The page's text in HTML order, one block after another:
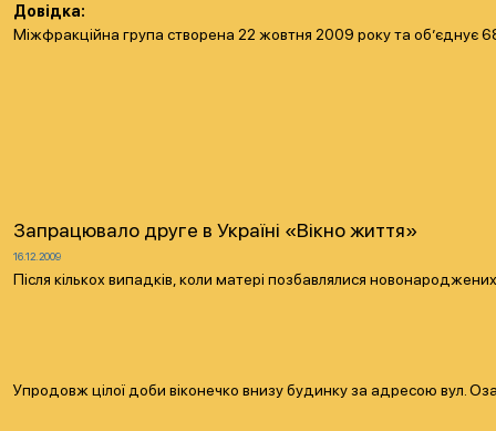
Довідка:
Міжфракційна група створена 22 жовтня 2009 року та об’єднує
Запрацювало друге в Україні «Вікно життя»
16.12.2009
Після кількох випадків, коли матері позбавлялися
Упродовж цілої доби віконечко внизу будинку за адресою вул.